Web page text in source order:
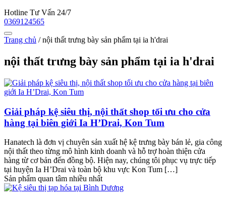
Hotline Tư Vấn 24/7
0369124565
Trang chủ /nội thất trưng bày sản phẩm tại ia h'drai
nội thất trưng bày sản phẩm tại ia h'drai
Giải pháp kệ siêu thị, nội thất shop tối ưu cho cửa
hàng tại biên giới Ia H’Drai, Kon Tum
Hanatech là đơn vị chuyên sản xuất hệ kệ trưng bày bán lẻ, gia công
nội thất theo từng mô hình kinh doanh và hỗ trợ hoàn thiện cửa
hàng từ cơ bản đến đồng bộ. Hiện nay, chúng tôi phục vụ trực tiếp
tại huyện Ia H’Drai và toàn bộ khu vực Kon Tum […]
Sản phẩm quan tâm nhiều nhất